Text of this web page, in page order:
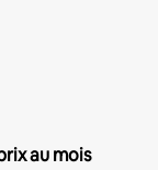
au mois